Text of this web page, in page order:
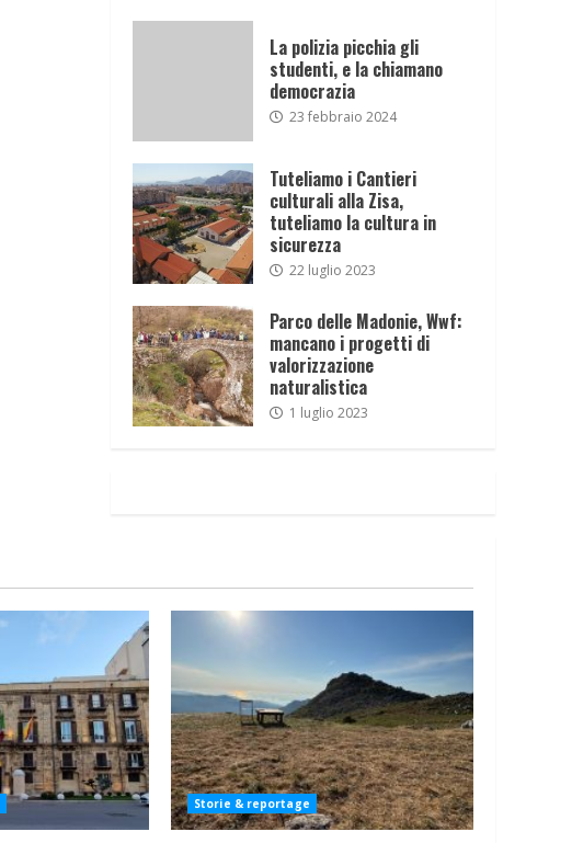
La polizia picchia gli
studenti, e la chiamano
democrazia
23 febbraio 2024
Tuteliamo i Cantieri
culturali alla Zisa,
tuteliamo la cultura in
sicurezza
22 luglio 2023
Parco delle Madonie, Wwf:
mancano i progetti di
valorizzazione
naturalistica
1 luglio 2023
Storie & reportage